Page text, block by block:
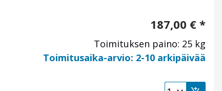
187,00 € *
Toimituksen paino: 25 kg
Toimitusaika-arvio: 2-10 arkipäivää